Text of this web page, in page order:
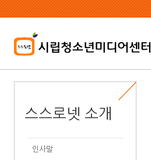
스스로넷 소개
인사말